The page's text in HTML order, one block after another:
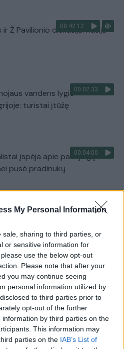
My Personal Information
sale, sharing to third parties, or
or sensitive information for
use the below opt-out
Please note that after your
you may continue seeing
personal information utilized by
to third parties prior to
opt-out of the further
by third parties on the
This information may
parties on the IAB’s List of
00:42:12
Ž Pavilionio diskusija: Rusija
00:02:33
vandens lygio –
turistai įtūžę
00:04:00
įspėja apie pavojingą
pusė pradinukų
00:00:30
Vilniaus r.: dviejų moterų ir